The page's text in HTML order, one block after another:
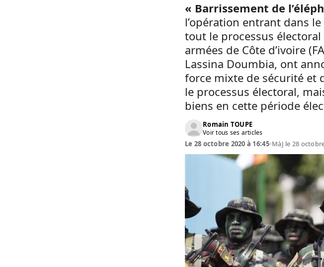
« Barrissement de
l’opération entrant dans
tout le processus électoral
armées de Côte d’ivoire
Lassina Doumbia, ont
force mixte de sécurité et
le processus électoral,
biens en cette période
Romain TOUPE
Voir tous ses articles
Le 28 octobre 2020 à 16:45•MàJ le 28